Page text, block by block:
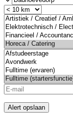
Alert opslaan